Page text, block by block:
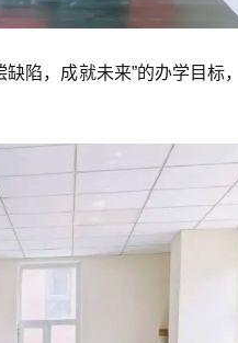
陷，成就未来”的办学目标